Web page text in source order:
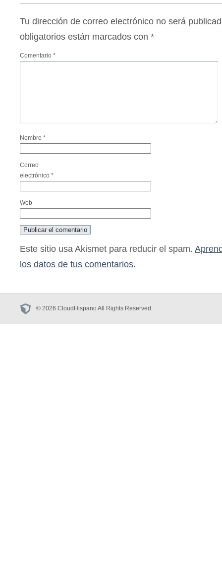
Tu dirección de correo electrónico no será
obligatorios están marcados con *
Comentario *
Nombre *
Correo
electrónico *
Web
Este sitio usa Akismet para reducir el spam.
los datos de tus comentarios.
© 2026 CloudHispano All Rights Reserved.